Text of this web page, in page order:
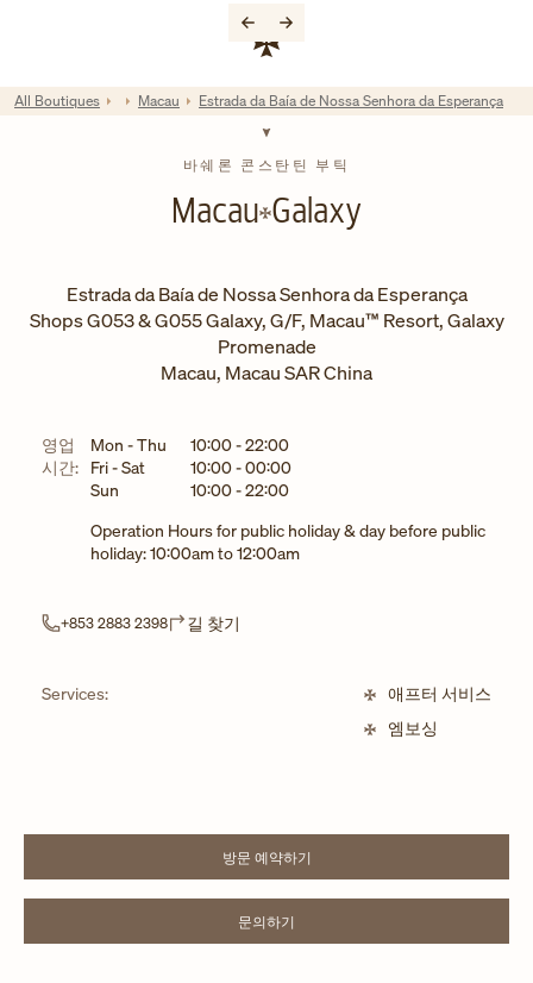
Return to Nav
바쉐론 콘스탄틴 부틱
Macau Galaxy
Estrada da Baía de Nossa Senhora da Esperança
Shops G053 & G055 Galaxy, G/F, Macau™ Resort, Galaxy
Promenade
Macau, Macau SAR China
영업
시간:
요일시간
Mon - Thu 10:00-22:00
Fri - Sat
10:00-00:00
Sun
10:00-22:00
Operation Hours for public holiday & day before public
holiday: 10:00am to 12:00am
+853 2883 2398 길 찾기
Services:
애프터 서비스
엠보싱
방문 예약하기LINK OPENS IN NEW TAB
문의하기LINK OPENS IN NEW TAB
All Boutiques Macau Estrada da Baía de Nossa Senhora da Esperança